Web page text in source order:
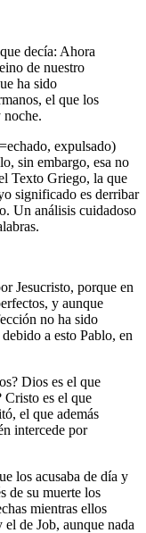
decía: Ahora
de nuestro
ha sido
el que los
noche.
expulsado)
sin embargo, esa no
Texto Griego, la que
significado es derribar
Un análisis cuidadoso
Jesucristo, porque en
y aunque
no ha sido
a esto Pablo, en
Dios es el que
Cristo es el que
el que además
intercede por
los acusaba de día y
de su muerte los
mientras ellos
el de Job, aunque nada